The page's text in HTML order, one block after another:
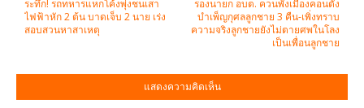
รองนายก อบต. ควนพังเมืองคอนตั้ง
บำเพ็ญกุศลลูกชาย 3 คืน-เพิ่งทราบ
ความจริงลูกชายยังไม่ตายศพในโลง
เป็นเพื่อนลูกชาย
ระทึก! รถทหารแหกโค้งพุ่งชนเสา
ไฟฟ้าหัก 2 ต้น บาดเจ็บ 2 นาย เร่ง
สอบสวนหาสาเหตุ
แสดงความคิดเห็น